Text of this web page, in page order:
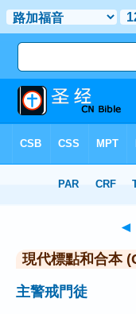
> 路加福音 12
◄
現代標點和合本
主警戒門徒